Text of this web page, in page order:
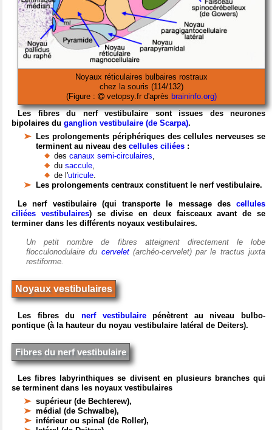
Noyaux réticulaires bulbaires rostraux
chez la souris (114/132)
(Figure :
vetopsy.fr d'après braininfo.org)
Les fibres du nerf vestibulaire sont issues des neurones
bipolaires du ganglion vestibulaire (de Scarpa).
Les prolongements périphériques des cellules nerveuses se
terminent au niveau des cellules ciliées :
des canaux semi-circulaires,
du saccule,
de l'utricule.
Les prolongements centraux constituent le nerf vestibulaire.
Le nerf vestibulaire (qui transporte le message descellules
ciliées vestibulaires) se divise en deux faisceaux avant de se
terminer dans les différents noyaux vestibulaires.
Un petit nombre de fibres atteignent directement le lobe
flocculonodulaire du cervelet(archéo-cervelet) par le tractus juxta
restiforme.
Noyaux vestibulaires
Les fibres du nerf vestibulairepénètrent au niveau bulbo-
pontique (à la hauteur du noyau vestibulaire latéral de Deiters).
Fibres du nerf vestibulaire
Les fibres labyrinthiques se divisent en plusieurs branches qui
se terminent dans les noyaux vestibulaires
supérieur (de Bechterew),
médial (de Schwalbe),
inférieur ou spinal (de Roller),